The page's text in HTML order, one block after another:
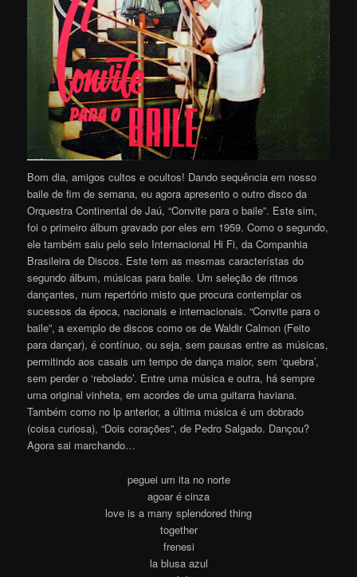
Bom dia, amigos cultos e ocultos! Dando sequência em nosso
baile de fim de semana, eu agora apresento o outro disco da
Orquestra Continental de Jaú, “Convite para o baile”. Este sim,
foi o primeiro álbum gravado por eles em 1959. Como o segundo,
ele também saiu pelo selo Internacional Hi Fi, da Companhia
Brasileira de Discos. Este tem as mesmas característas do
segundo álbum, músicas para baile. Um seleção de ritmos
dançantes, num repertório misto que procura contemplar os
sucessos da época, nacionais e internacionais. “Convite para o
baile”, a exemplo de discos como os de Waldir Calmon (Feito
para dançar), é contínuo, ou seja, sem pausas entre as músicas,
permitindo aos casais um tempo de dança maior, sem ‘quebra’,
sem perder o ‘rebolado’. Entre uma música e outra, há sempre
uma original vinheta, em acordes de uma guitarra haviana.
Também como no lp anterior, a última música é um dobrado
(coisa curiosa), “Dois corações”, de Pedro Salgado. Dançou?
Agora sai marchando…
peguei um ita no norte
agoar é cinza
love is a many splendored thing
together
frenesi
la blusa azul